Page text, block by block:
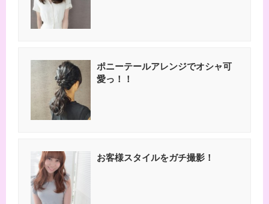
ポニーテールアレンジでオシャ可
愛っ！！
お客様スタイルをガチ撮影！